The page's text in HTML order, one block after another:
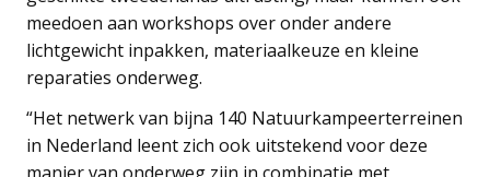
meedoen aan workshops over onder andere
lichtgewicht inpakken, materiaalkeuze en kleine
reparaties onderweg.
“Het netwerk van bijna 140 Natuurkampeerterreinen
in Nederland leent zich ook uitstekend voor deze
manier van onderweg zijn in combinatie met